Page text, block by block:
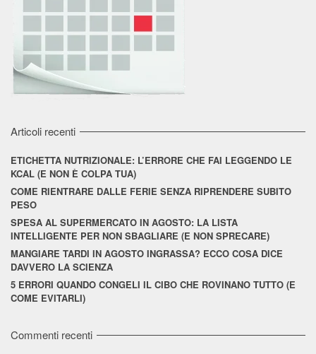
Articoli recenti
ETICHETTA NUTRIZIONALE: L’ERRORE CHE FAI LEGGENDO LE
KCAL (E NON È COLPA TUA)
COME RIENTRARE DALLE FERIE SENZA RIPRENDERE SUBITO
PESO
SPESA AL SUPERMERCATO IN AGOSTO: LA LISTA
INTELLIGENTE PER NON SBAGLIARE (E NON SPRECARE)
MANGIARE TARDI IN AGOSTO INGRASSA? ECCO COSA DICE
DAVVERO LA SCIENZA
5 ERRORI QUANDO CONGELI IL CIBO CHE ROVINANO TUTTO (E
COME EVITARLI)
Commenti recenti